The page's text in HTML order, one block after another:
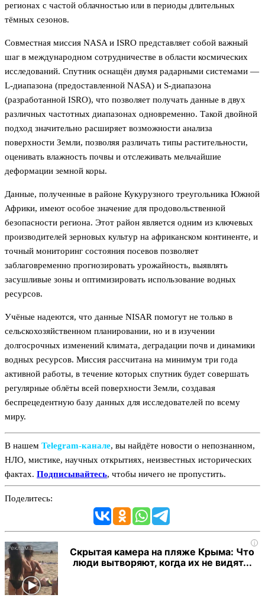
регионах с частой облачностью или в периоды длительных
тёмных сезонов.
Совместная миссия NASA и ISRO представляет собой важный
шаг в международном сотрудничестве в области космических
исследований. Спутник оснащён двумя радарными системами —
L-диапазона (предоставленной NASA) и S-диапазона
(разработанной ISRO), что позволяет получать данные в двух
различных частотных диапазонах одновременно. Такой двойной
подход значительно расширяет возможности анализа
поверхности Земли, позволяя различать типы растительности,
оценивать влажность почвы и отслеживать мельчайшие
деформации земной коры.
Данные, полученные в районе Кукурузного треугольника Южной
Африки, имеют особое значение для продовольственной
безопасности региона. Этот район является одним из ключевых
производителей зерновых культур на африканском континенте, и
точный мониторинг состояния посевов позволяет
заблаговременно прогнозировать урожайность, выявлять
засушливые зоны и оптимизировать использование водных
ресурсов.
Учёные надеются, что данные NISAR помогут не только в
сельскохозяйственном планировании, но и в изучении
долгосрочных изменений климата, деградации почв и динамики
водных ресурсов. Миссия рассчитана на минимум три года
активной работы, в течение которых спутник будет совершать
регулярные облёты всей поверхности Земли, создавая
беспрецедентную базу данных для исследователей по всему
миру.
В нашем Telegram‑канале, вы найдёте новости о непознанном,
НЛО, мистике, научных открытиях, неизвестных исторических
фактах. Подписывайтесь, чтобы ничего не пропустить.
Поделитесь:
i
Скрытая камера на пляже Крыма: Что
люди вытворяют, когда их не видят...